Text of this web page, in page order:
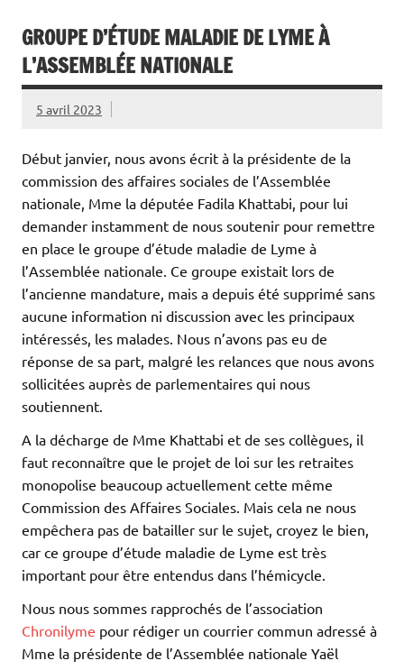
GROUPE D’ÉTUDE MALADIE DE LYME À
L’ASSEMBLÉE NATIONALE
5 avril 2023
Début janvier, nous avons écrit à la présidente de la
commission des affaires sociales de l’Assemblée
nationale, Mme la députée Fadila Khattabi, pour lui
demander instamment de nous soutenir pour remettre
en place le groupe d’étude maladie de Lyme à
l’Assemblée nationale. Ce groupe existait lors de
l’ancienne mandature, mais a depuis été supprimé sans
aucune information ni discussion avec les principaux
intéressés, les malades. Nous n’avons pas eu de
réponse de sa part, malgré les relances que nous avons
sollicitées auprès de parlementaires qui nous
soutiennent.
A la décharge de Mme Khattabi et de ses collègues, il
faut reconnaître que le projet de loi sur les retraites
monopolise beaucoup actuellement cette même
Commission des Affaires Sociales. Mais cela ne nous
empêchera pas de batailler sur le sujet, croyez le bien,
car ce groupe d’étude maladie de Lyme est très
important pour être entendus dans l’hémicycle.
Nous nous sommes rapprochés de l’association
Chronilyme pour rédiger un courrier commun adressé à
Mme la présidente de l’Assemblée nationale Yaël